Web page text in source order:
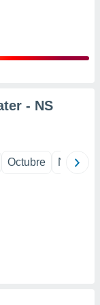
- NS
Octubre